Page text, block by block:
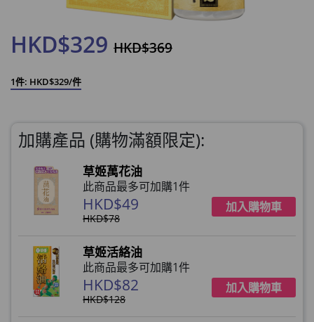
HKD$329 HKD$369
1件: HKD$329/件
加購產品 (購物滿額限定):
草姬萬花油
此商品最多可加購1件
HKD$49
HKD$78
加入購物車
草姬活絡油
此商品最多可加購1件
HKD$82
HKD$128
加入購物車